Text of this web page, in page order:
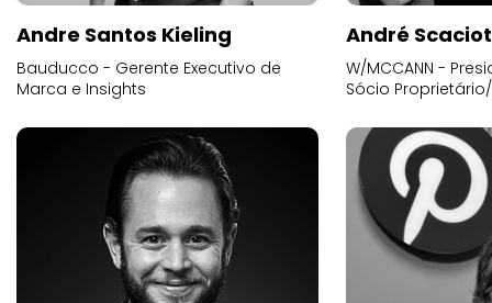
Andre Santos Kieling
Bauducco - Gerente Executivo de
Marca e Insights
André
W/MCCANN -
Sócio